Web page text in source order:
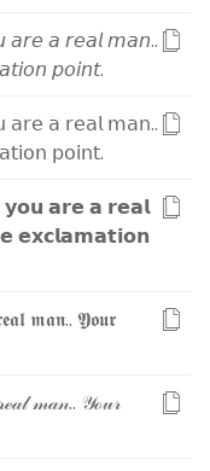
𝘢𝘳𝘦 𝘢 𝘳𝘦𝘢𝘭𝘮𝘢𝘯..
𝘢𝘵𝘪𝘰𝘯 𝘱𝘰𝘪𝘯𝘵.
𝖺𝗋𝖾 𝖺 𝗋𝖾𝖺𝗅 𝗆𝖺𝗇..
𝖺𝗍𝗂𝗈𝗇 𝗉𝗈𝗂𝗇𝗍.
𝘆𝗼𝘂 𝗮𝗿𝗲 𝗮 𝗿𝗲𝗮𝗹
𝗲 𝗲𝘅𝗰𝗹𝗮𝗺𝗮𝘁𝗶𝗼𝗻
𝖊𝖆𝖑𝖒𝖆𝖓.. 𝖄𝖔𝖚𝖗
ℯ𝒶𝓁𝓂𝒶𝓃.. 𝒴ℴ𝓊𝓇